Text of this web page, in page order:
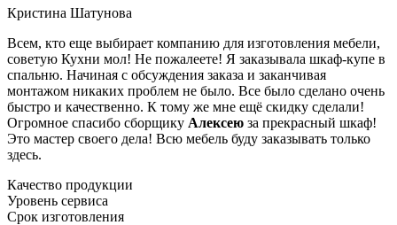
Кристина Шатунова
Всем, кто еще выбирает компанию для изготовления мебели,
советую Кухни мол! Не пожалеете! Я заказывала шкаф-купе в
спальню. Начиная с обсуждения заказа и заканчивая
монтажом никаких проблем не было. Все было сделано очень
быстро и качественно. К тому же мне ещё скидку сделали!
Огромное спасибо сборщику Алексею за прекрасный шкаф!
Это мастер своего дела! Всю мебель буду заказывать только
здесь.
Качество продукции
Уровень сервиса
Срок изготовления